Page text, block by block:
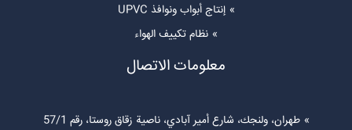
إنتاج أبواب ونوافذ UPVC
نظام تكييف الهواء
معلومات الاتصال
طهران، ولنجك، شارع أمير آبادي، ناصية زقاق روستا، رقم 57/1